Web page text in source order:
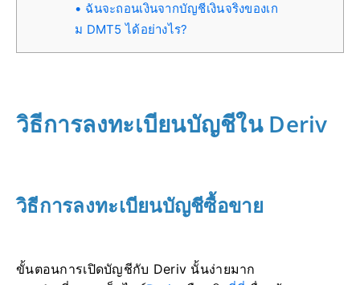
ฉันจะถอนเงินจากบัญชีเงินจริงของเก
ม DMT5 ได้อย่างไร?
วิธีการลงทะเบียนบัญชีใน Deriv
วิธีการลงทะเบียนบัญชีซื้อขาย
ขั้นตอนการเปิดบัญชีกับ Deriv นั้นง่ายมาก